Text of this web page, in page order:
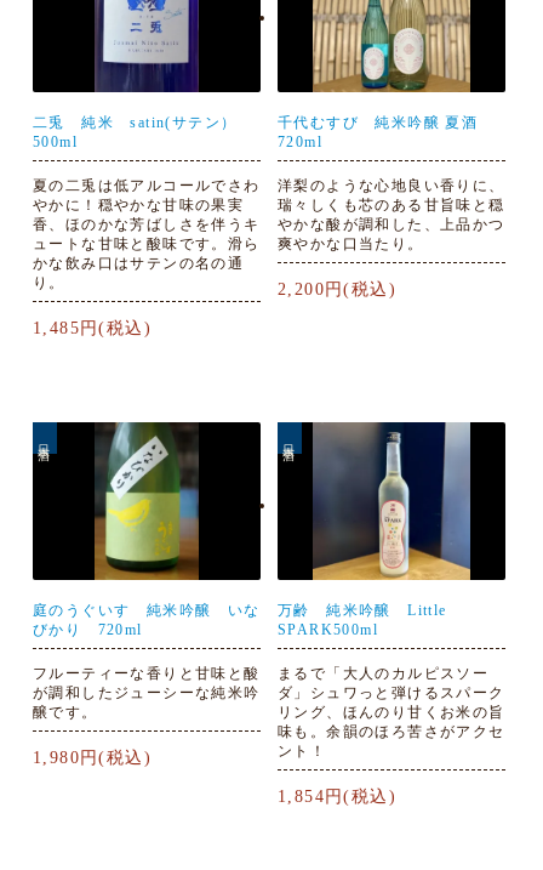
二兎 純米 satin(サテン）
500ml
夏の二兎は低アルコールでさわ
やかに！穏やかな甘味の果実
香、ほのかな芳ばしさを伴うキ
ュートな甘味と酸味です。滑ら
かな飲み口はサテンの名の通
り。
1,485円(税込)
千代むすび 純米吟醸 夏酒
720ml
洋梨のような心地良い香りに、
瑞々しくも芯のある甘旨味と穏
やかな酸が調和した、上品かつ
爽やかな口当たり。
2,200円(税込)
庭のうぐいす 純米吟醸 いな
びかり 720ml
フルーティーな香りと甘味と酸
が調和したジューシーな純米吟
醸です。
1,980円(税込)
万齢 純米吟醸 Little
SPARK500ml
まるで「大人のカルピスソー
ダ」シュワっと弾けるスパーク
リング、ほんのり甘くお米の旨
味も。余韻のほろ苦さがアクセ
ント！
1,854円(税込)